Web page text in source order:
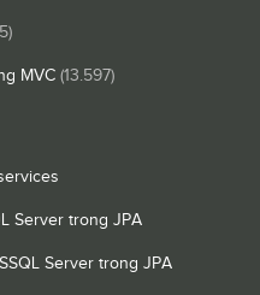
MVC (13.597)
Server trong JPA
Server trong JPA